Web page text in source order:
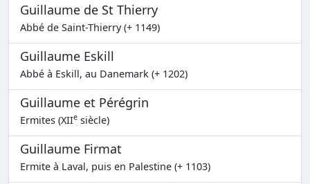
Guillaume de St Thierry
Abbé de Saint-Thierry (+ 1149)
Guillaume Eskill
Abbé à Eskill, au Danemark (+ 1202)
Guillaume et Pérégrin
Ermites (XIIe siècle)
Guillaume Firmat
Ermite à Laval, puis en Palestine (+ 1103)